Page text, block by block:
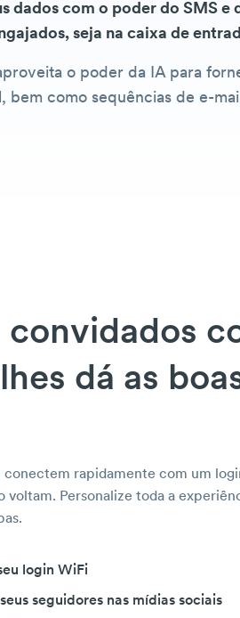
dados com o poder do SMS
seja na caixa de
o poder da IA para
bem como sequências de e-
convidados
dá as
conectem rapidamente com um
voltam. Personalize toda a
login WiFi
seguidores nas mídias sociais